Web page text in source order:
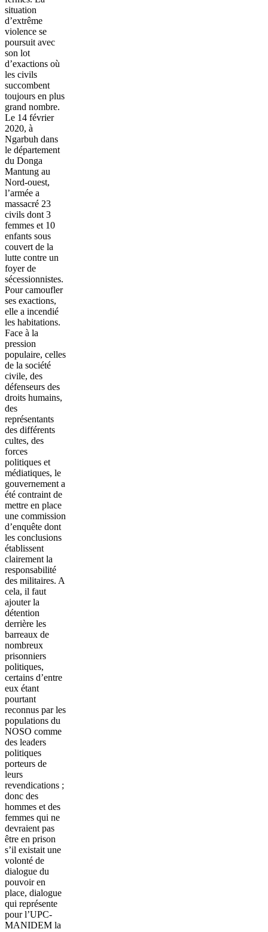
situation
d’extrême
violence se
poursuit avec
son lot
d’exactions où
les civils
succombent
toujours en plus
grand nombre.
Le 14 février
2020, à
Ngarbuh dans
le département
du Donga
Mantung au
Nord-ouest,
l’armée a
massacré 23
civils dont 3
femmes et 10
enfants sous
couvert de la
lutte contre un
foyer de
sécessionnistes.
Pour camoufler
ses exactions,
elle a incendié
les habitations.
Face à la
pression
populaire, celles
de la société
civile, des
défenseurs des
droits humains,
des
représentants
des différents
cultes, des
forces
politiques et
médiatiques, le
gouvernement a
été contraint de
mettre en place
une commission
d’enquête dont
les conclusions
établissent
clairement la
responsabilité
des militaires. A
cela, il faut
ajouter la
détention
derrière les
barreaux de
nombreux
prisonniers
politiques,
certains d’entre
eux étant
pourtant
reconnus par les
populations du
NOSO comme
des leaders
politiques
porteurs de
leurs
revendications ;
donc des
hommes et des
femmes qui ne
devraient pas
être en prison
s’il existait une
volonté de
dialogue du
pouvoir en
place, dialogue
qui représente
pour l’UPC-
MANIDEM la